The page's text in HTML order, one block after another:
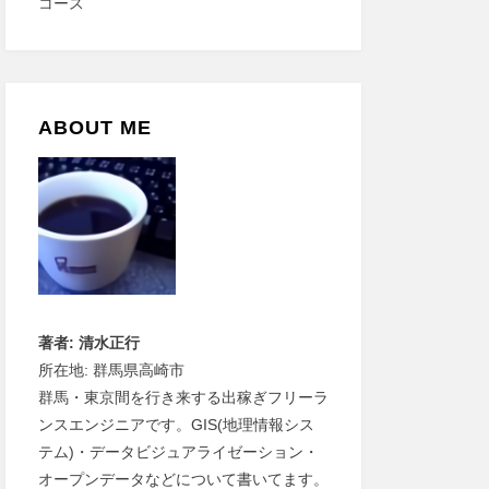
ABOUT ME
著者: 清水正行
所在地: 群馬県高崎市
群馬・東京間を行き来する出稼ぎフリーラ
ンスエンジニアです。GIS(地理情報シス
テム)・データビジュアライゼーション・
オープンデータなどについて書いてます。